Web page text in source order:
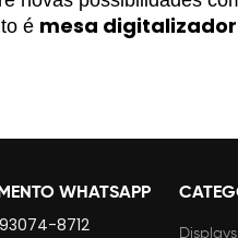
é mesa
WHATSAPP
8712